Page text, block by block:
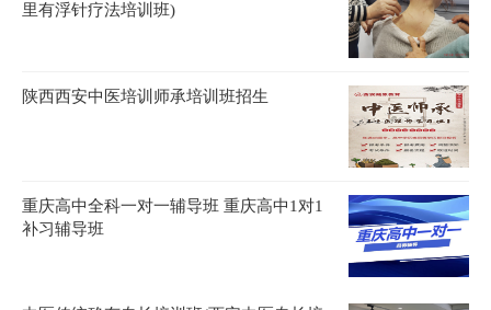
里有浮针疗法培训班)
陕西西安中医培训师承培训班招生
重庆高中全科一对一辅导班 重庆高中1对1
补习辅导班